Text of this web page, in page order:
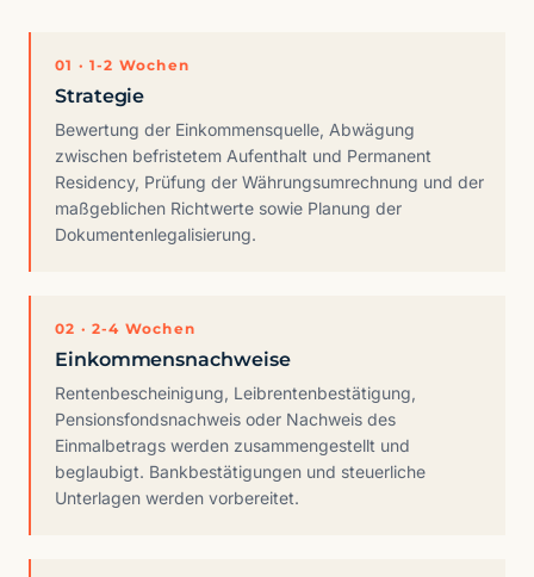
01 · 1-2 Wochen
Strategie
Bewertung der Einkommensquelle, Abwägung
zwischen befristetem Aufenthalt und Permanent
Residency, Prüfung der Währungsumrechnung und der
maßgeblichen Richtwerte sowie Planung der
Dokumentenlegalisierung.
02 · 2-4 Wochen
Einkommensnachweise
Rentenbescheinigung, Leibrentenbestätigung,
Pensionsfondsnachweis oder Nachweis des
Einmalbetrags werden zusammengestellt und
beglaubigt. Bankbestätigungen und steuerliche
Unterlagen werden vorbereitet.